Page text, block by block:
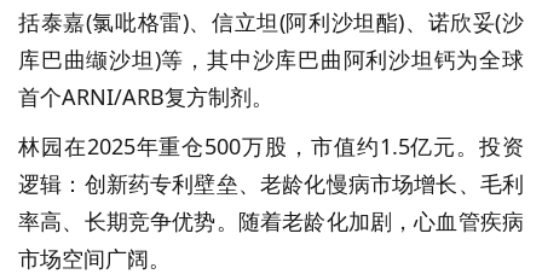
括泰嘉(氯吡格雷)、信立坦(阿利沙坦酯)、诺欣妥(沙
库巴曲缬沙坦)等，其中沙库巴曲阿利沙坦钙为全球
首个ARNI/ARB复方制剂。
林园在2025年重仓500万股，市值约1.5亿元。投资
逻辑：创新药专利壁垒、老龄化慢病市场增长、毛利
率高、长期竞争优势。随着老龄化加剧，心血管疾病
市场空间广阔。